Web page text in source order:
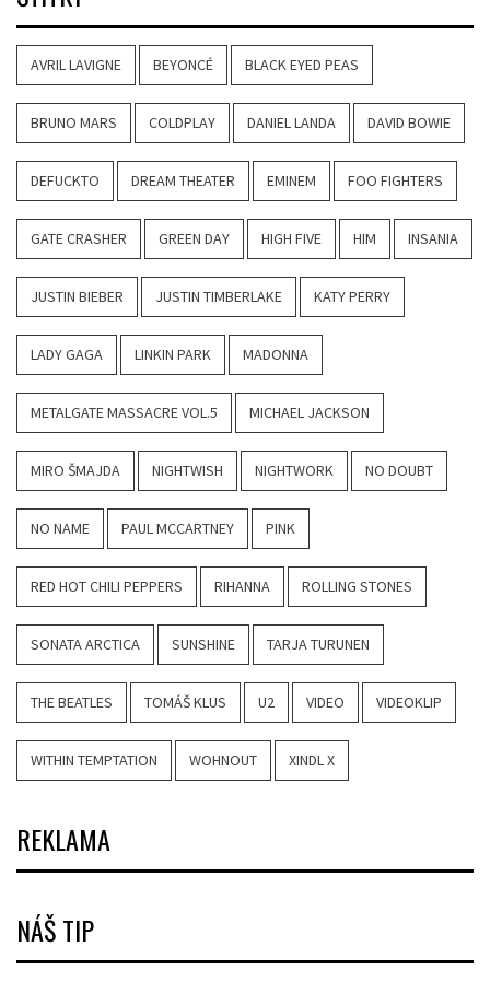
AVRIL LAVIGNE BEYONCÉ BLACK EYED PEAS
BRUNO MARS COLDPLAY DANIEL LANDA DAVID BOWIE
DEFUCKTO DREAM THEATER EMINEM FOO FIGHTERS
GATE CRASHER GREEN DAY HIGH FIVE HIM INSANIA
JUSTIN BIEBER JUSTIN TIMBERLAKE KATY PERRY
LADY GAGA LINKIN PARK MADONNA
METALGATE MASSACRE VOL.5 MICHAEL JACKSON
MIRO ŠMAJDA NIGHTWISH NIGHTWORK NO DOUBT
NO NAME PAUL MCCARTNEY PINK
RED HOT CHILI PEPPERS RIHANNA ROLLING STONES
SONATA ARCTICA SUNSHINE TARJA TURUNEN
THE BEATLES TOMÁŠ KLUS U2 VIDEO VIDEOKLIP
WITHIN TEMPTATION WOHNOUT XINDL X
REKLAMA
NÁŠ TIP